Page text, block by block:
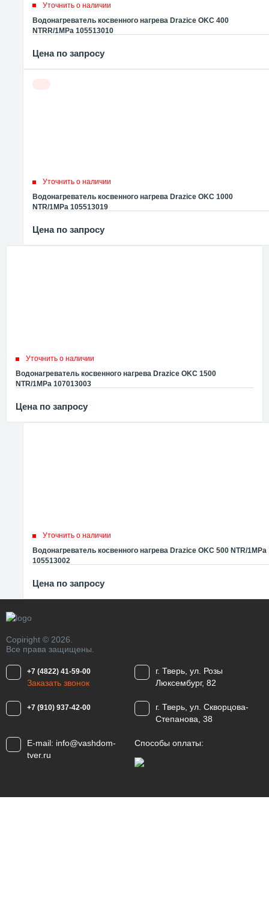
Уточнить о наличии
Водонагреватель косвенного нагрева Drazice OKC 400
NTRR/1MPa 105513010
Цена по запросу
Уточнить о наличии
Водонагреватель косвенного нагрева Drazice OKC 1000
NTR/1MPa 105513019
Цена по запросу
Уточнить о наличии
Водонагреватель косвенного нагрева Drazice OKC 1500
NTR/1MPa 107013003
Цена по запросу
Уточнить о наличии
Водонагреватель косвенного нагрева Drazice OKC 500 NTR/1MPa
105513002
Цена по запросу
Copiright © 2026.
Все права защищены.
+7 (4822) 41-59-00
Заказать звонок
г. Тверь, ул. Розы
Люксембург, 82
+7 (910) 937-42-00
г. Тверь, ул. Скворцова-
Степанова, 38
E-mail: info@vashdom-
tver.ru
Способы оплаты: